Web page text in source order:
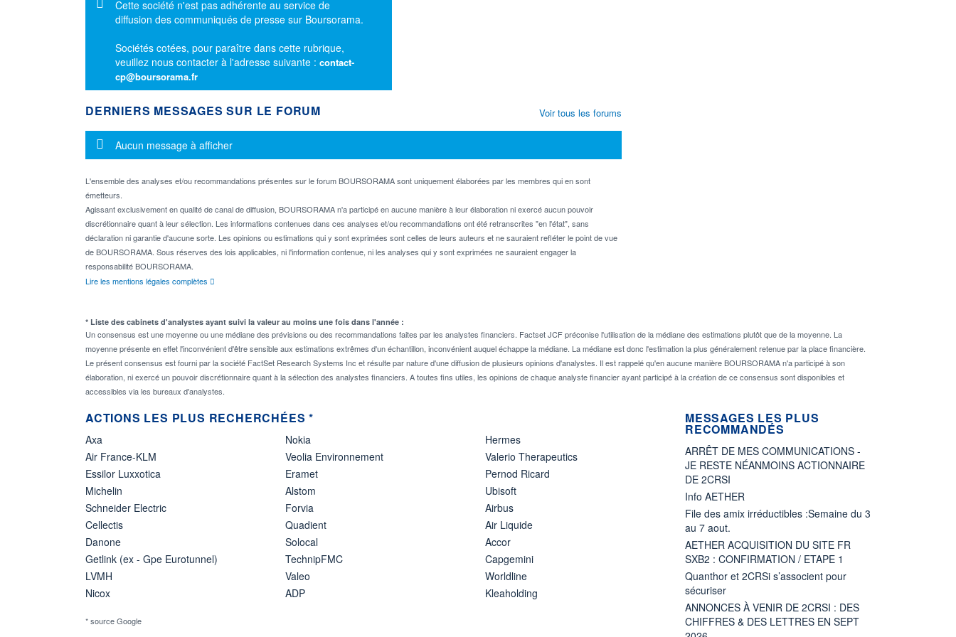
Cette société n'est pas adhérente au service de
diffusion des communiqués de presse sur Boursorama.
Sociétés cotées, pour paraître dans cette rubrique,
veuillez nous contacter à l'adresse suivante : contact-
cp@boursorama.fr
DERNIERS MESSAGES SUR LE FORUM
Message d'information
Aucun message à afficher
L'ensemble des analyses et/ou recommandations présentes sur le forum BOURSORAMA sont uniquement élaborées par les membres qui en sont
émetteurs.
Agissant exclusivement en qualité de canal de diffusion, BOURSORAMA n'a participé en aucune manière à leur élaboration ni exercé aucun pouvoir
discrétionnaire quant à leur sélection. Les informations contenues dans ces analyses et/ou recommandations ont été retranscrites "en l'état", sans
déclaration ni garantie d'aucune sorte. Les opinions ou estimations qui y sont exprimées sont celles de leurs auteurs et ne sauraient refléter le point de vue
de BOURSORAMA. Sous réserves des lois applicables, ni l'information contenue, ni les analyses qui y sont exprimées ne sauraient engager la
responsabilité BOURSORAMA.
Lire les mentions légales complètes
Voir tous les forums
* Liste des cabinets d'analystes ayant suivi la valeur au moins une fois dans l'année :
Un consensus est une moyenne ou une médiane des prévisions ou des recommandations faites par les analystes financiers. Factset JCF préconise l'utilisation de la médiane des estimations plutôt que de la moyenne. La
moyenne présente en effet l'inconvénient d'être sensible aux estimations extrêmes d'un échantillon, inconvénient auquel échappe la médiane. La médiane est donc l'estimation la plus généralement retenue par la place financière.
Le présent consensus est fourni par la société FactSet Research Systems Inc et résulte par nature d'une diffusion de plusieurs opinions d'analystes. Il est rappelé qu'en aucune manière BOURSORAMA n'a participé à son
élaboration, ni exercé un pouvoir discrétionnaire quant à la sélection des analystes financiers. A toutes fins utiles, les opinions de chaque analyste financier ayant participé à la création de ce consensus sont disponibles et
accessibles via les bureaux d'analystes.
ACTIONS LES PLUS RECHERCHÉES *
Axa
Air France-KLM
Essilor Luxxotica
Michelin
Schneider Electric
Cellectis
Danone
Getlink (ex - Gpe Eurotunnel)
LVMH
Nicox
Nokia
Veolia Environnement
Eramet
Alstom
Forvia
Quadient
Solocal
TechnipFMC
Valeo
ADP
Hermes
Valerio Therapeutics
Pernod Ricard
Ubisoft
Airbus
Air Liquide
Accor
Capgemini
Worldline
Kleaholding
* source Google
MESSAGES LES PLUS
RECOMMANDÉS
ARRÊT DE MES COMMUNICATIONS -
JE RESTE NÉANMOINS ACTIONNAIRE
DE 2CRSI
Info AETHER
File des amix irréductibles :Semaine du 3
au 7 aout.
AETHER ACQUISITION DU SITE FR
SXB2 : CONFIRMATION / ETAPE 1
Quanthor et 2CRSi s’associent pour
sécuriser
ANNONCES À VENIR DE 2CRSI : DES
CHIFFRES & DES LETTRES EN SEPT